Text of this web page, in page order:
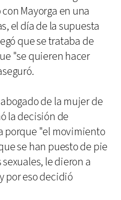
Mayorga en una
el día de la supuesta
que se trataba de
"se quieren hacer
de la mujer de
la decisión de
porque "el movimiento
se han puesto de pie
le dieron a
por eso decidió